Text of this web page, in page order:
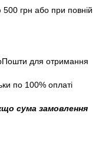
грн або при повній
для отримання
по 100% оплаті
сума замовлення